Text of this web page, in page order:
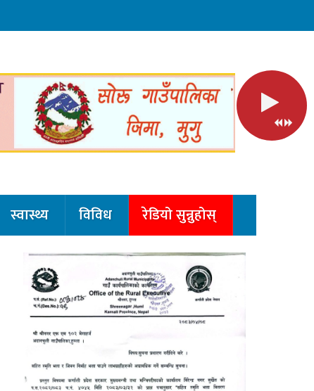
स्वास्थ्य विविध रेडियो सुन्नुहोस्